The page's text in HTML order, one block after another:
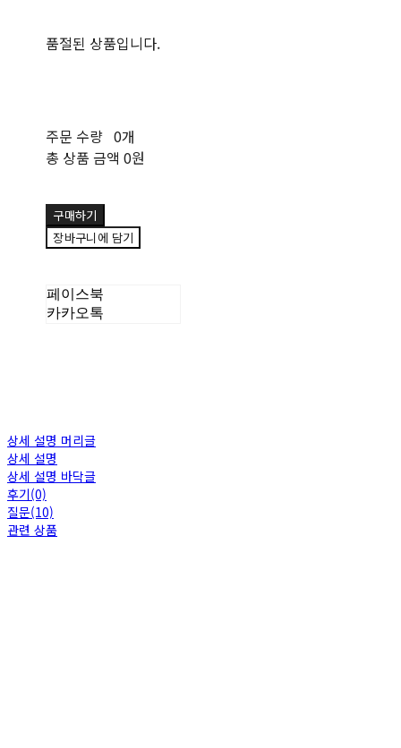
품절된 상품입니다.
주문 수량 0개
총 상품 금액 0원
구매하기
장바구니에 담기
페이스북
카카오톡
상세 설명 머리글
상세 설명
상세 설명 바닥글
후기(0)
질문(10)
관련 상품